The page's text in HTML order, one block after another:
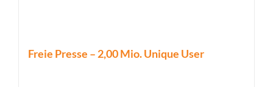
Freie Presse – 2,00 Mio. Unique User